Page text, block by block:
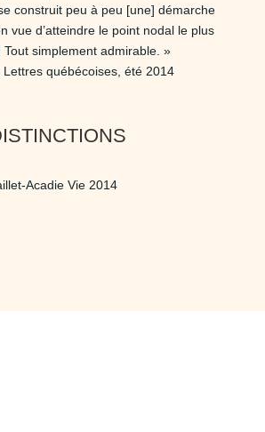
construit peu à peu [une] démarche
vue d’atteindre le point nodal le plus
simplement admirable. »
québécoises, été 2014
Acadie Vie 2014